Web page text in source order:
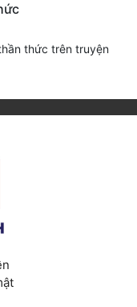
thức trên truyện